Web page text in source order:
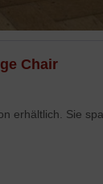
Chair
erhältlich. Sie